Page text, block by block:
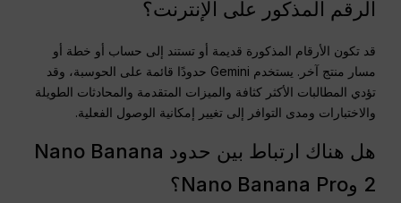
الرقم المذكور على الإنترنت؟
قد تكون الأرقام المذكورة قديمة أو تستند إلى حساب أو خطة أو
مسار منتج آخر. يستخدم Gemini حدودًا قائمة على الحوسبة، وقد
تؤدي المطالبات الأكثر كثافة والميزات المتقدمة والمحادثات الطويلة
والاختبارات ومدى التوافر إلى تغيير إمكانية الوصول الفعلية.
هل هناك ارتباط بين حدود Nano Banana
2 وNano Banana Pro؟